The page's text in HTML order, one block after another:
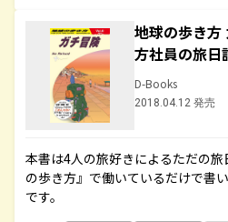
地球の歩き方
方社員の旅日
D-Books
2018.04.12 発売
本書は4人の旅好きによるただの
の歩き方』で働いているだけで書
です。